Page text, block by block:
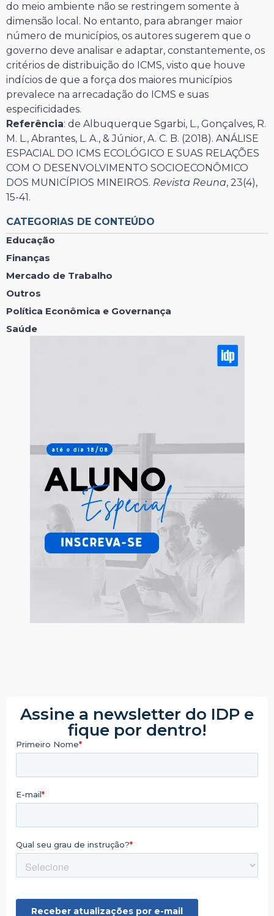
do meio ambiente não se restringem somente à
dimensão local. No entanto, para abranger maior
número de municípios, os autores sugerem que o
governo deve analisar e adaptar, constantemente, os
critérios de distribuição do ICMS, visto que houve
indícios de que a força dos maiores municípios
prevalece na arrecadação do ICMS e suas
especificidades.
Referência: de Albuquerque Sgarbi, L., Gonçalves, R.
M. L., Abrantes, L. A., & Júnior, A. C. B. (2018). ANÁLISE
ESPACIAL DO ICMS ECOLÓGICO E SUAS RELAÇÕES
COM O DESENVOLVIMENTO SOCIOECONÔMICO
DOS MUNICÍPIOS MINEIROS. Revista Reuna, 23(4),
15-41.
CATEGORIAS DE CONTEÚDO
Educação
Finanças
Mercado de Trabalho
Outros
Política Econômica e Governança
Saúde
Assine a newsletter do IDP e
fique por dentro!